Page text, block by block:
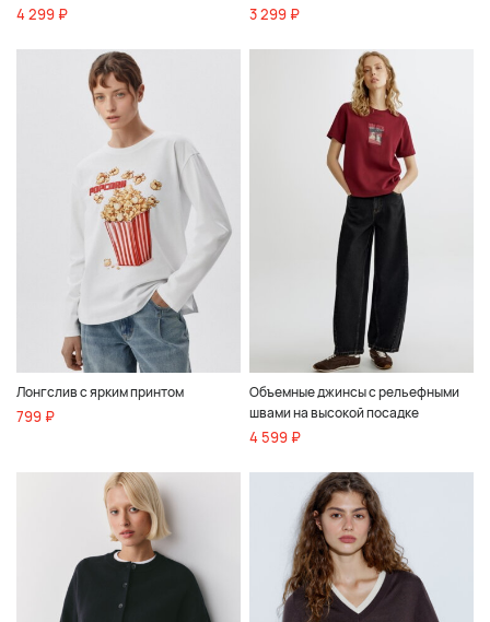
4 299 ₽ 3 299 ₽
Лонгслив с ярким принтом
799 ₽
Объемные джинсы с рельефными
швами на высокой посадке
4 599 ₽